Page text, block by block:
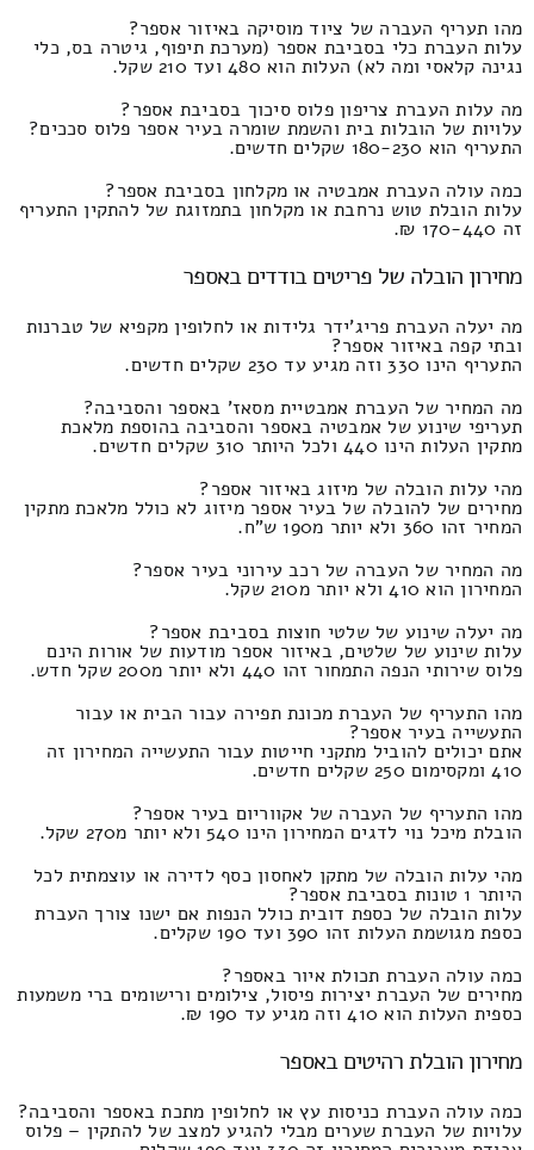
מהו תעריף העברה של ציוד מוסיקה באיזור אספר?
עלות העברת כלי בסביבת אספר (מערכת תיפוף, גיטרה בס, כלי
נגינה קלאסי ומה לא) העלות הוא 480 ועד 210 שקל.
מה עלות העברת צריפון פלוס סיכוך בסביבת אספר?
עלויות של הובלות בית והשמת שומרה בעיר אספר פלוס סככים?
התעריף הוא 180-230 שקלים חדשים.
כמה עולה העברת אמבטיה או מקלחון בסביבת אספר?
עלות הובלת טוש נרחבת או מקלחון בתמזוגת של להתקין התעריף
זה 170-440 ₪.
מחירון הובלה של פריטים בודדים באספר
מה יעלה העברת פריג'ידר גלידות או לחלופין מקפיא של טברנות
ובתי קפה באיזור אספר?
התעריף הינו 330 וזה מגיע עד 230 שקלים חדשים.
מה המחיר של העברת אמבטיית מסאז' באספר והסביבה?
תעריפי שינוע של אמבטיה באספר והסביבה בהוספת מלאכת
מתקין העלות הינו 440 ולכל היותר 310 שקלים חדשים.
מהי עלות הובלה של מיזוג באיזור אספר?
מחירים של להובלה של בעיר אספר מיזוג לא כולל מלאכת מתקין
המחיר זהו 360 ולא יותר מ190 ש"ח.
מה המחיר של העברה של רכב עירוני בעיר אספר?
המחירון הוא 410 ולא יותר מ210 שקל.
מה יעלה שינוע של שלטי חוצות בסביבת אספר?
עלות שינוע של שלטים, באיזור אספר מודעות של אורות הינם
פלוס שירותי הנפה התמחור זהו 440 ולא יותר מ200 שקל חדש.
מהו התעריף של העברת מכונת תפירה עבור הבית או עבור
התעשייה בעיר אספר?
אתם יכולים להוביל מתקני חייטות עבור התעשייה המחירון זה
410 ומקסימום 250 שקלים חדשים.
מהו התעריף של העברה של אקווריום בעיר אספר?
הובלת מיכל נוי לדגים המחירון הינו 540 ולא יותר מ270 שקל.
מהי עלות הובלה של מתקן לאחסון כסף לדירה או עוצמתית לכל
היותר 1 טונות בסביבת אספר?
עלות הובלה של כספת דובית כולל הנפות אם ישנו צורך העברת
כספת מגושמת העלות זהו 390 ועד 190 שקלים.
כמה עולה העברת תכולת איור באספר?
מחירים של העברת יצירות פיסול, צילומים ורישומים ברי משמעות
כספית העלות הוא 410 וזה מגיע עד 190 ₪.
מחירון הובלת רהיטים באספר
כמה עולה העברת כניסות עץ או לחלופין מתכת באספר והסביבה?
עלויות של העברת שערים מבלי להגיע למצב של להתקין – פלוס